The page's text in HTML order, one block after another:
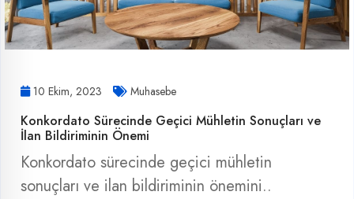
10 Ekim, 2023 Muhasebe
Konkordato Sürecinde Geçici Mühletin Sonuçları ve
İlan Bildiriminin Önemi
Konkordato sürecinde geçici mühletin
sonuçları ve ilan bildiriminin önemini..